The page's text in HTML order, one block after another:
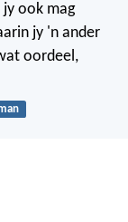
jy ook mag
jy 'n ander
oordeel,